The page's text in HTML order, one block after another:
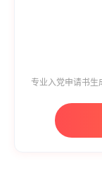
专业入党申请书生